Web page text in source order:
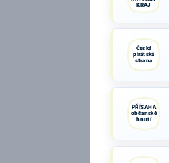
KRAJ
Česká
pirátská
strana
PŘÍSAHA
občanské
hnutí